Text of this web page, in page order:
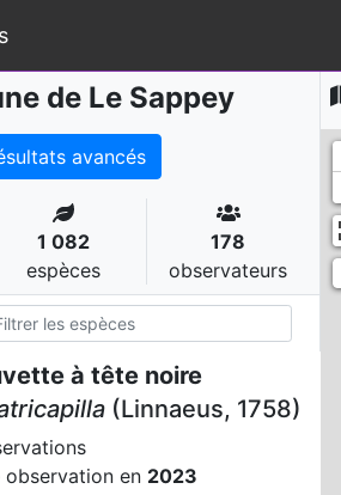
de Le Sappey
avancés
1 082
espèces
178
observateurs
à tête noire
(Linnaeus, 1758)
observation en 2023